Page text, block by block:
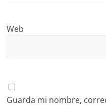
Web
Guarda mi nombre,